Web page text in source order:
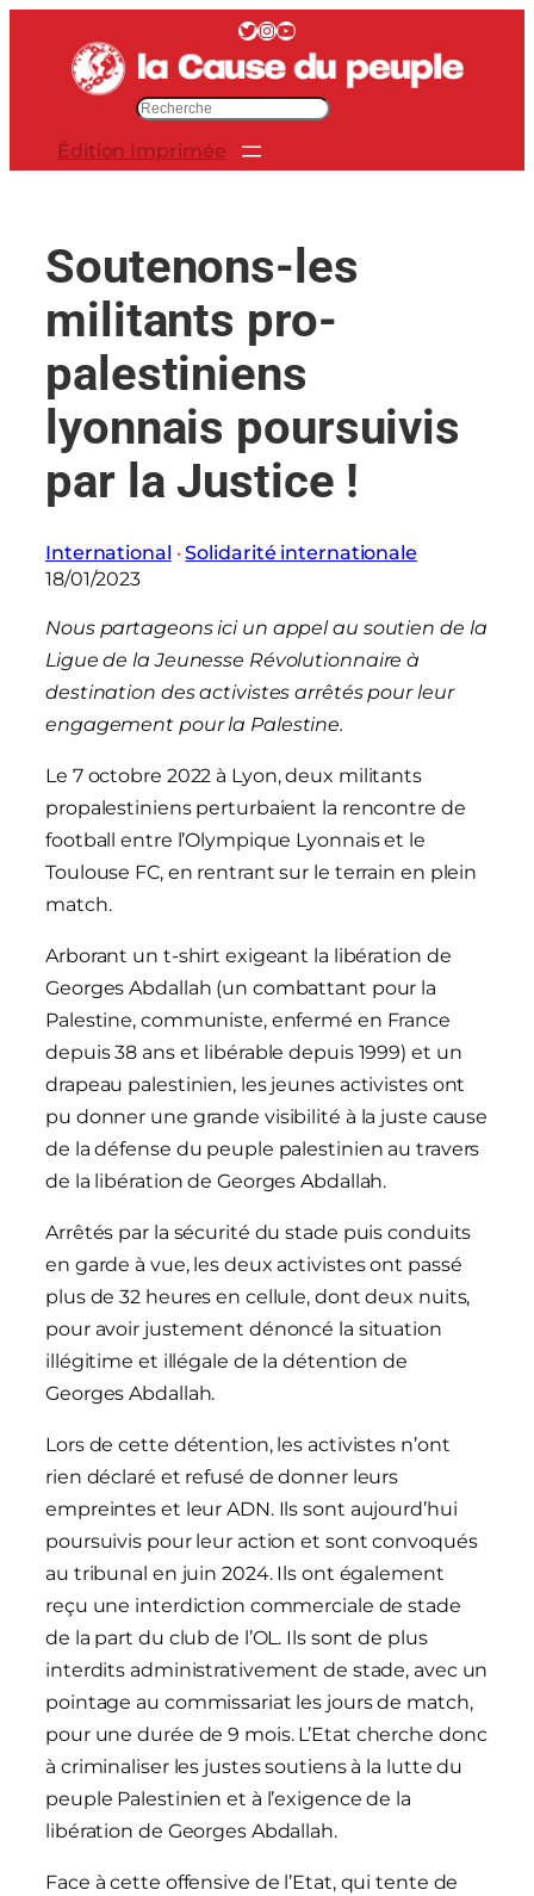
contenu
Twitter InstagramYouTube
c
e
r
Édition Imprimée
Soutenons-les
militants pro-
palestiniens
lyonnais poursuivis
par la Justice !
International · Solidarité internationale
18/01/2023
Nous partageons ici un appel au soutien de la
Ligue de la Jeunesse Révolutionnaire à
destination des activistes arrêtés pour leur
engagement pour la Palestine.
Le 7 octobre 2022 à Lyon, deux militants
propalestiniens perturbaient la rencontre de
football entre l’Olympique Lyonnais et le
Toulouse FC, en rentrant sur le terrain en plein
match.
Arborant un t-shirt exigeant la libération de
Georges Abdallah (un combattant pour la
Palestine, communiste, enfermé en France
depuis 38 ans et libérable depuis 1999) et un
drapeau palestinien, les jeunes activistes ont
pu donner une grande visibilité à la juste cause
de la défense du peuple palestinien au travers
de la libération de Georges Abdallah.
Arrêtés par la sécurité du stade puis conduits
en garde à vue, les deux activistes ont passé
plus de 32 heures en cellule, dont deux nuits,
pour avoir justement dénoncé la situation
illégitime et illégale de la détention de
Georges Abdallah.
Lors de cette détention, les activistes n’ont
rien déclaré et refusé de donner leurs
empreintes et leur ADN. Ils sont aujourd’hui
poursuivis pour leur action et sont convoqués
au tribunal en juin 2024. Ils ont également
reçu une interdiction commerciale de stade
de la part du club de l’OL. Ils sont de plus
interdits administrativement de stade, avec un
pointage au commissariat les jours de match,
pour une durée de 9 mois. L’Etat cherche donc
à criminaliser les justes soutiens à la lutte du
peuple Palestinien et à l’exigence de la
libération de Georges Abdallah.
Face à cette offensive de l’Etat, qui tente de